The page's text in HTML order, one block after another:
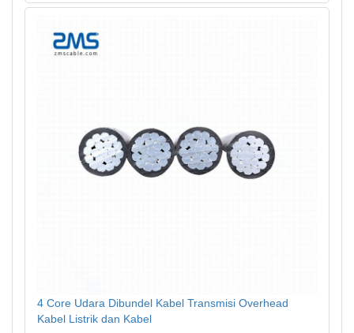
4 Core Udara Dibundel Kabel Transmisi Overhead
Kabel Listrik dan Kabel